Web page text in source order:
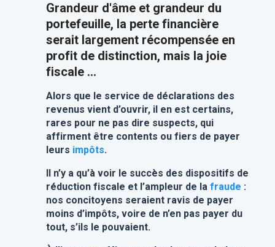
Grandeur d'âme et grandeur du
portefeuille, la perte financière
serait largement récompensée en
profit de distinction, mais la joie
fiscale ...
Alors que le service de déclarations des
revenus vient d’ouvrir, il en est certains,
rares pour ne pas dire suspects, qui
affirment être contents ou fiers de payer
leurs impôts.
Il n’y a qu’à voir le succès des dispositifs de
réduction fiscale et l’ampleur de la fraude :
nos concitoyens seraient ravis de payer
moins d’impôts, voire de n’en pas payer du
tout, s’ils le pouvaient.